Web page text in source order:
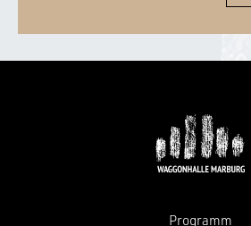
Programm